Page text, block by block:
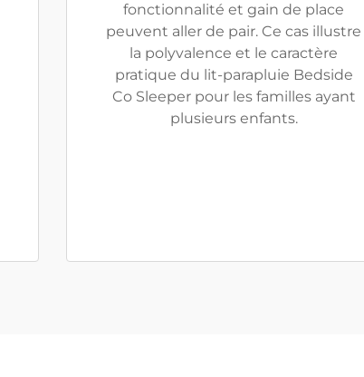
fonctionnalité et gain de place
peuvent aller de pair. Ce cas illustre
la polyvalence et le caractère
pratique du lit-parapluie Bedside
Co Sleeper pour les familles ayant
plusieurs enfants.